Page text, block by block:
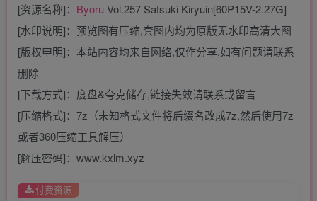
[资源名称]： Byoru Vol.257 Satsuki Kiryuin[60P15V-2.27G]
[水印说明]：预览图有压缩,套图内均为原版无水印高清大图
[版权申明]：本站内容均来自网络,仅作分享,如有问题请联系
删除
[下载方式]：度盘&夸克储存,链接失效请联系或留言
[压缩格式]：7z（未知格式文件将后缀名改成7z,然后使用7z
或者360压缩工具解压）
[解压密码]：www.kxlm.xyz
付费资源